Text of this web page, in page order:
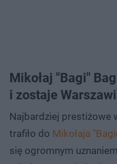
Mikołaj "Bagi"
i zostaje
Najbardziej prestiżowe
trafiło do Mikołaja
się ogromnym